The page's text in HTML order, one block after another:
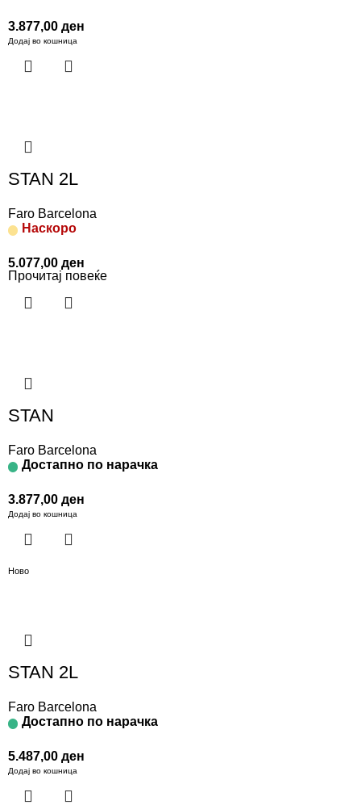
3.877,00 ден
Додај во кошница
STAN 2L
Faro Barcelona
Наскоро
5.077,00 ден
Прочитај повеќе
STAN
Faro Barcelona
Достапно по нарачка
3.877,00 ден
Додај во кошница
Ново
STAN 2L
Faro Barcelona
Достапно по нарачка
5.487,00 ден
Додај во кошница